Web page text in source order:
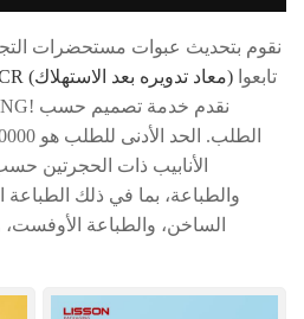
português
العربية
日本語
한국의
ไทย
نقوم بتحديث عبوات مستحضرات
أنبوب PCR (معاد تدويره بعد الاستهلاك) تابعوا
الأنابيب ذات الحجرتين
والطباعة، بما في ذلك الطباعة
الساخن، والطباعة الأوفست،